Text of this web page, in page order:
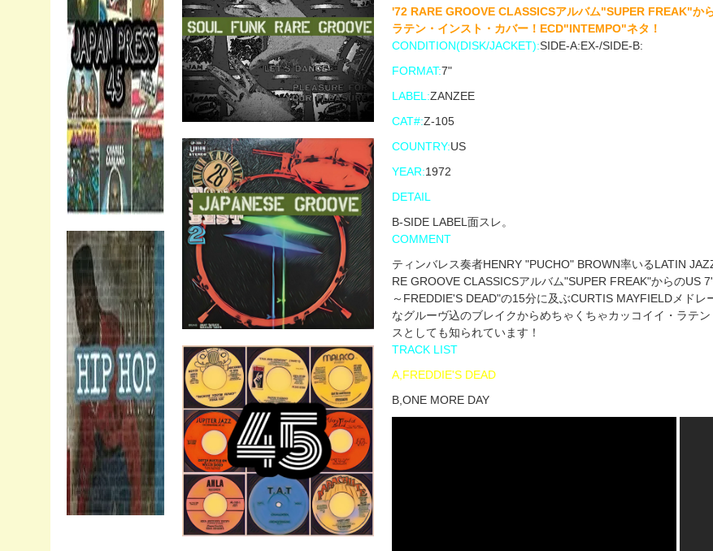
'72 RARE GROOVE CLASSICSアルバム"SUPER FREAK"
ラテン・インスト・カバー！ECD"INTEMPO"ネタ！
CONDITION(DISK/JACKET):SIDE-A:EX-/SIDE-B:
FORMAT:7"
LABEL:ZANZEE
CAT#:Z-105
COUNTRY:US
YEAR:1972
DETAIL
B-SIDE LABEL面スレ。
COMMENT
ティンバレス奏者HENRY "PUCHO" BROWN率いるLATIN
RE GROOVE CLASSICSアルバム"SUPER FREAK"からのUS
～FREDDIE'S DEAD"の15分に及ぶCURTIS MAYFIELDメド
なグルーヴ込のブレイクからめちゃくちゃカッコイイ・ラテ
スとしても知られています！
TRACK LIST
A,FREDDIE'S DEAD
B,ONE MORE DAY